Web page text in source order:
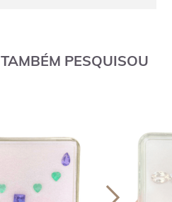
TAMBÉM PESQUISOU